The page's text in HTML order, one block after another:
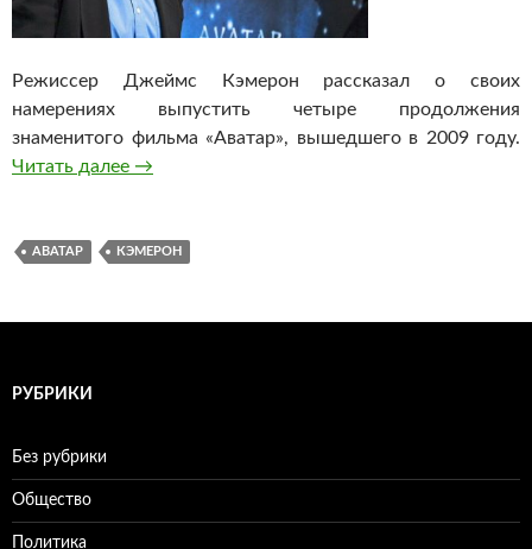
Режиссер Джеймс Кэмерон рассказал о своих
намерениях выпустить четыре продолжения
знаменитого фильма «Аватар», вышедшего в 2009 году.
Читать далее Джеймс Кэмерон намерен снять четыре
→
АВАТАР КЭМЕРОН
РУБРИКИ
Без рубрики
Общество
Политика